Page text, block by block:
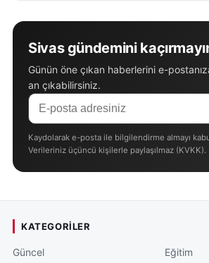
Sivas gündemini
Günün öne çıkan haberlerini e-
an çıkabilirsiniz.
Kaydolarak e-posta ile bilgilendirme almayı
Verileriniz üçüncü kişilerle paylaşılmaz (KVKK).
KATEGORILER
Güncel
Eğitim